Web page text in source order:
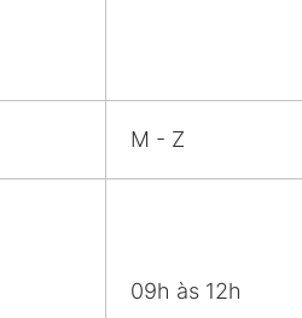
M - Z
09h às 12h